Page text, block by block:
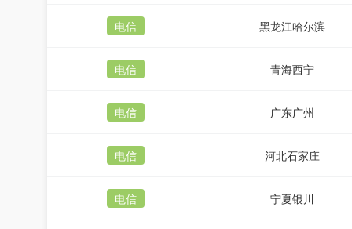
电信 黑龙江哈尔滨
电信 青海西宁
电信 广东广州
电信 河北石家庄
电信 宁夏银川